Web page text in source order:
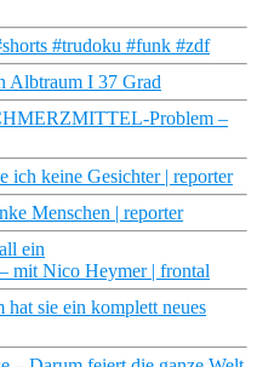
#trudoku #funk #zdf
Albtraum I 37 Grad
Problem –
ich keine Gesichter | reporter
Menschen | reporter
ein
Nico Heymer | frontal
sie ein komplett neues